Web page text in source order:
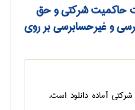
حاکمیت شرکتی و حق
و غیرحسابرسی بر روی
آماده دانلود است.